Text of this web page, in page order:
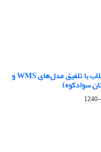
شبیه‌سازی و پهنه‌بندی پتانسیل سیلاب با تلفیق مدل‌های WMS و